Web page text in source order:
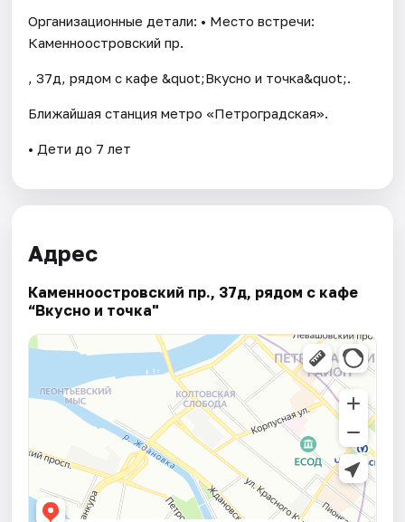
Организационные детали: • Место встречи:
Каменноостровский пр.
, 37д, рядом с кафе &quot;Вкусно и точка&quot;.
Ближайшая станция метро «Петроградская».
• Дети до 7 лет
Адрес
Каменноостровский пр., 37д, рядом с кафе
“Вкусно и точка"